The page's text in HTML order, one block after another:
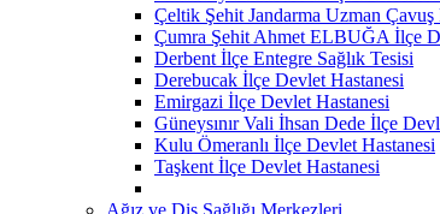
Çeltik Şehit Jandarma Uzman
Çumra Şehit Ahmet ELBUĞA İlçe
Derbent İlçe Entegre Sağlık Tesisi
Derebucak İlçe Devlet Hastanesi
Emirgazi İlçe Devlet Hastanesi
Güneysınır Vali İhsan Dede İlçe
Kulu Ömeranlı İlçe Devlet Hastanesi
Taşkent İlçe Devlet Hastanesi
Ağız ve Diş Sağlığı Merkezleri